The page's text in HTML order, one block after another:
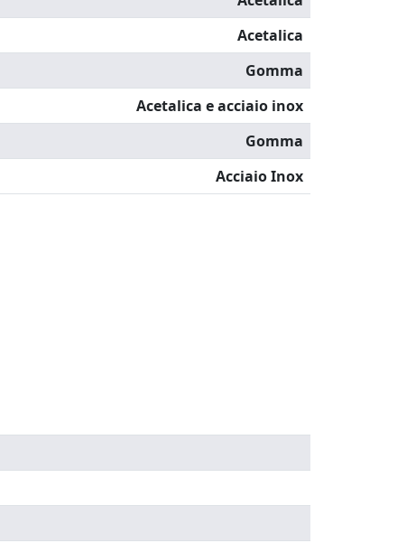
Acetalica
Gomma
Acetalica e acciaio inox
Gomma
Acciaio Inox